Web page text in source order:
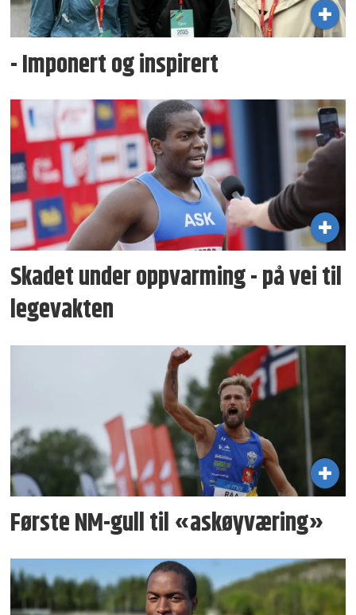
- Imponert og inspirert
Skadet under oppvarming - på vei til
legevakten
Første NM-gull til «askøyværing»